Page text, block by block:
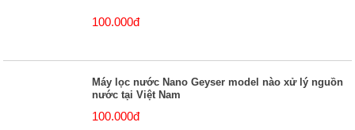
100.000đ
Máy lọc nước Nano Geyser model nào xử lý nguồn
nước tại Việt Nam
100.000đ